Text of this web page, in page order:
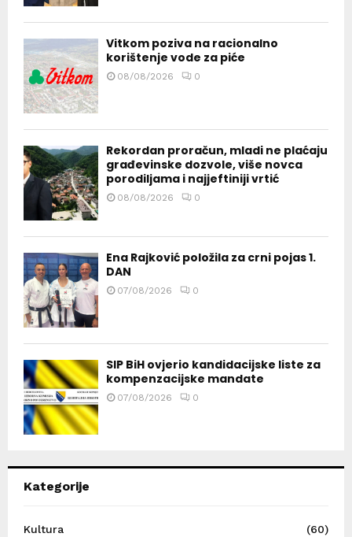
Vitkom poziva na racionalno
korištenje vode za piće
08/08/2026 0
Rekordan proračun, mladi ne plaćaju
građevinske dozvole, više novca
porodiljama i najjeftiniji vrtić
08/08/2026 0
Ena Rajković položila za crni pojas 1.
DAN
07/08/2026 0
SIP BiH ovjerio kandidacijske liste za
kompenzacijske mandate
07/08/2026 0
Kategorije
Kultura
(60)